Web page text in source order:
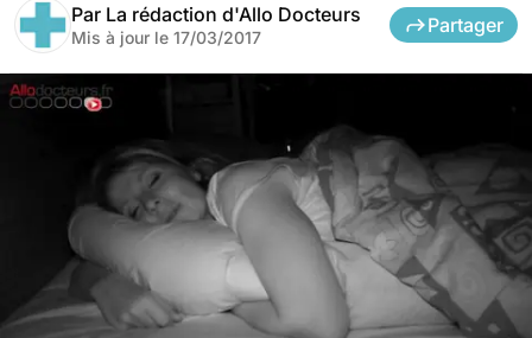
Par La rédaction d'Allo Docteurs
Mis à jour le 17/03/2017
Partager